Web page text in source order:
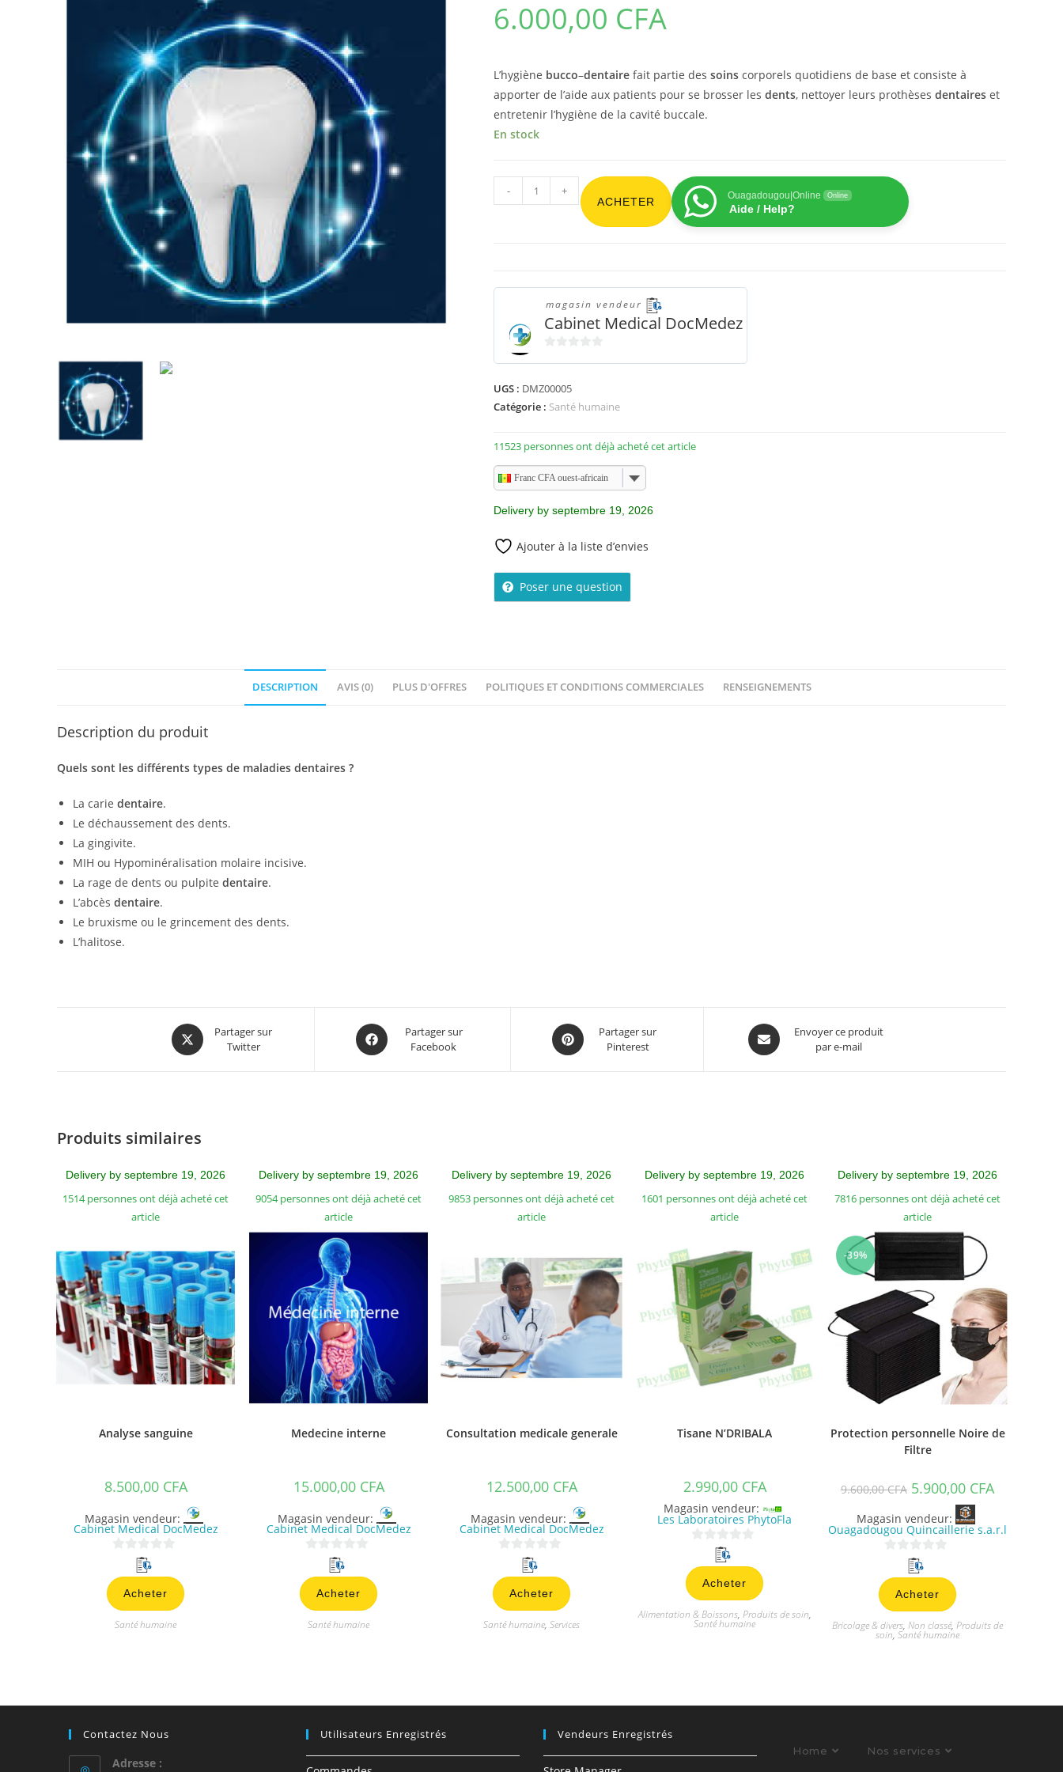
6.000,00 CFA
L’hygiène bucco–dentaire fait partie des soins corporels quotidiens de base et consiste à
apporter de l’aide aux patients pour se brosser les dents, nettoyer leurs prothèses dentaires et
entretenir l’hygiène de la cavité buccale.
En stock
- +
ACHETER Ouagadougou|Online Online
Aide / Help?
magasin vendeur
Cabinet Medical DocMedez
u
r
UGS : DMZ00005
Catégorie : Santé humaine
11523 personnes ont déjà acheté cet article
Franc CFA ouest-africain
Delivery by septembre 19, 2026
Ajouter à la liste d’envies
Poser une question
DESCRIPTION AVIS (0) PLUS D'OFFRES POLITIQUES ET CONDITIONS COMMERCIALES RENSEIGNEMENTS
Description du produit
Quels sont les différents types de maladies dentaires ?
La carie dentaire.
Le déchaussement des dents.
La gingivite.
MIH ou Hypominéralisation molaire incisive.
La rage de dents ou pulpite dentaire.
L’abcès dentaire.
Le bruxisme ou le grincement des dents.
L’halitose.
Partager sur
Twitter
Partager sur
Facebook
Partager sur
Pinterest
Envoyer ce produit
par e-mail
Produits similaires
Delivery by septembre 19, 2026
1514 personnes ont déjà acheté cet
article
Analyse sanguine
8.500,00 CFA
Magasin vendeur:
Cabinet Medical DocMedez
s
r
5
Acheter
Santé humaine
Delivery by septembre 19, 2026
9054 personnes ont déjà acheté cet
article
Medecine interne
15.000,00 CFA
Magasin vendeur:
Cabinet Medical DocMedez
s
r
5
Acheter
Santé humaine
Delivery by septembre 19, 2026
9853 personnes ont déjà acheté cet
article
Consultation medicale generale
12.500,00 CFA
Magasin vendeur:
Cabinet Medical DocMedez
s
r
5
Acheter
Santé humaine, Services
Delivery by septembre 19, 2026
1601 personnes ont déjà acheté cet
article
Tisane N’DRIBALA
2.990,00 CFA
Magasin vendeur:
Les Laboratoires PhytoFla
s
r
5
Acheter
Alimentation & Boissons, Produits de soin,
Santé humaine
Delivery by septembre 19, 2026
7816 personnes ont déjà acheté cet
article
-39%
Protection personnelle Noire de
Filtre
9.600,00CFA 5.900,00 CFA
Magasin vendeur:
Ouagadougou Quincaillerie s.a.r.l
s
r
5
Acheter
Bricolage & divers, Non classé, Produits de
soin, Santé humaine
Contactez Nous
Adresse :
Utilisateurs Enregistrés Vendeurs Enregistrés
Home Nos services